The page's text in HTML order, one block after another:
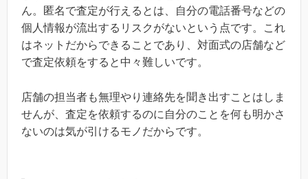
ん。匿名で査定が行えるとは、自分の電話番号などの
個人情報が流出するリスクがないという点です。これ
はネットだからできることであり、対面式の店舗など
で査定依頼をすると中々難しいです。
店舗の担当者も無理やり連絡先を聞き出すことはしま
せんが、査定を依頼するのに自分のことを何も明かさ
ないのは気が引けるモノだからです。